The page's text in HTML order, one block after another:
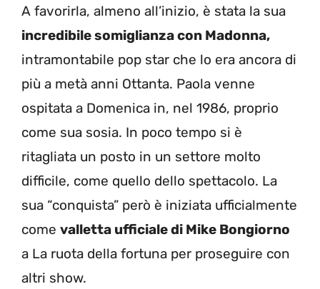
A favorirla, almeno all’inizio, è stata la sua
incredibile somiglianza con Madonna,
intramontabile pop star che lo era ancora di
più a metà anni Ottanta. Paola venne
ospitata a Domenica in, nel 1986, proprio
come sua sosia. In poco tempo si è
ritagliata un posto in un settore molto
difficile, come quello dello spettacolo. La
sua “conquista” però è iniziata ufficialmente
come valletta ufficiale di Mike Bongiorno
a La ruota della fortuna per proseguire con
altri show.